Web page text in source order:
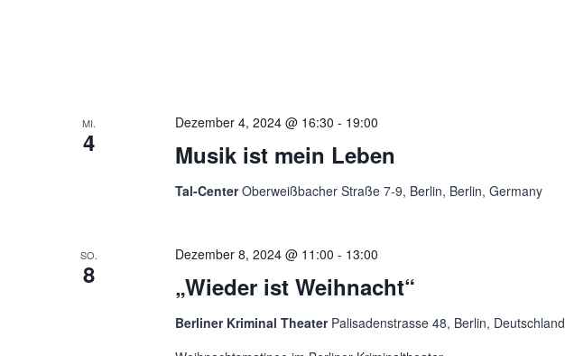
MI.
4 Musik ist mein Leben
Dezember 4, 2024 @ 16:30 - 19:00
Tal-CenterOberweißbacher Straße 7-9, Berlin, Berlin, Germany
SO.
8 „Wieder ist Weihnacht“
Dezember 8, 2024 @ 11:00 - 13:00
Berliner Kriminal Theater Palisadenstrasse 48, Berlin, Deutschland